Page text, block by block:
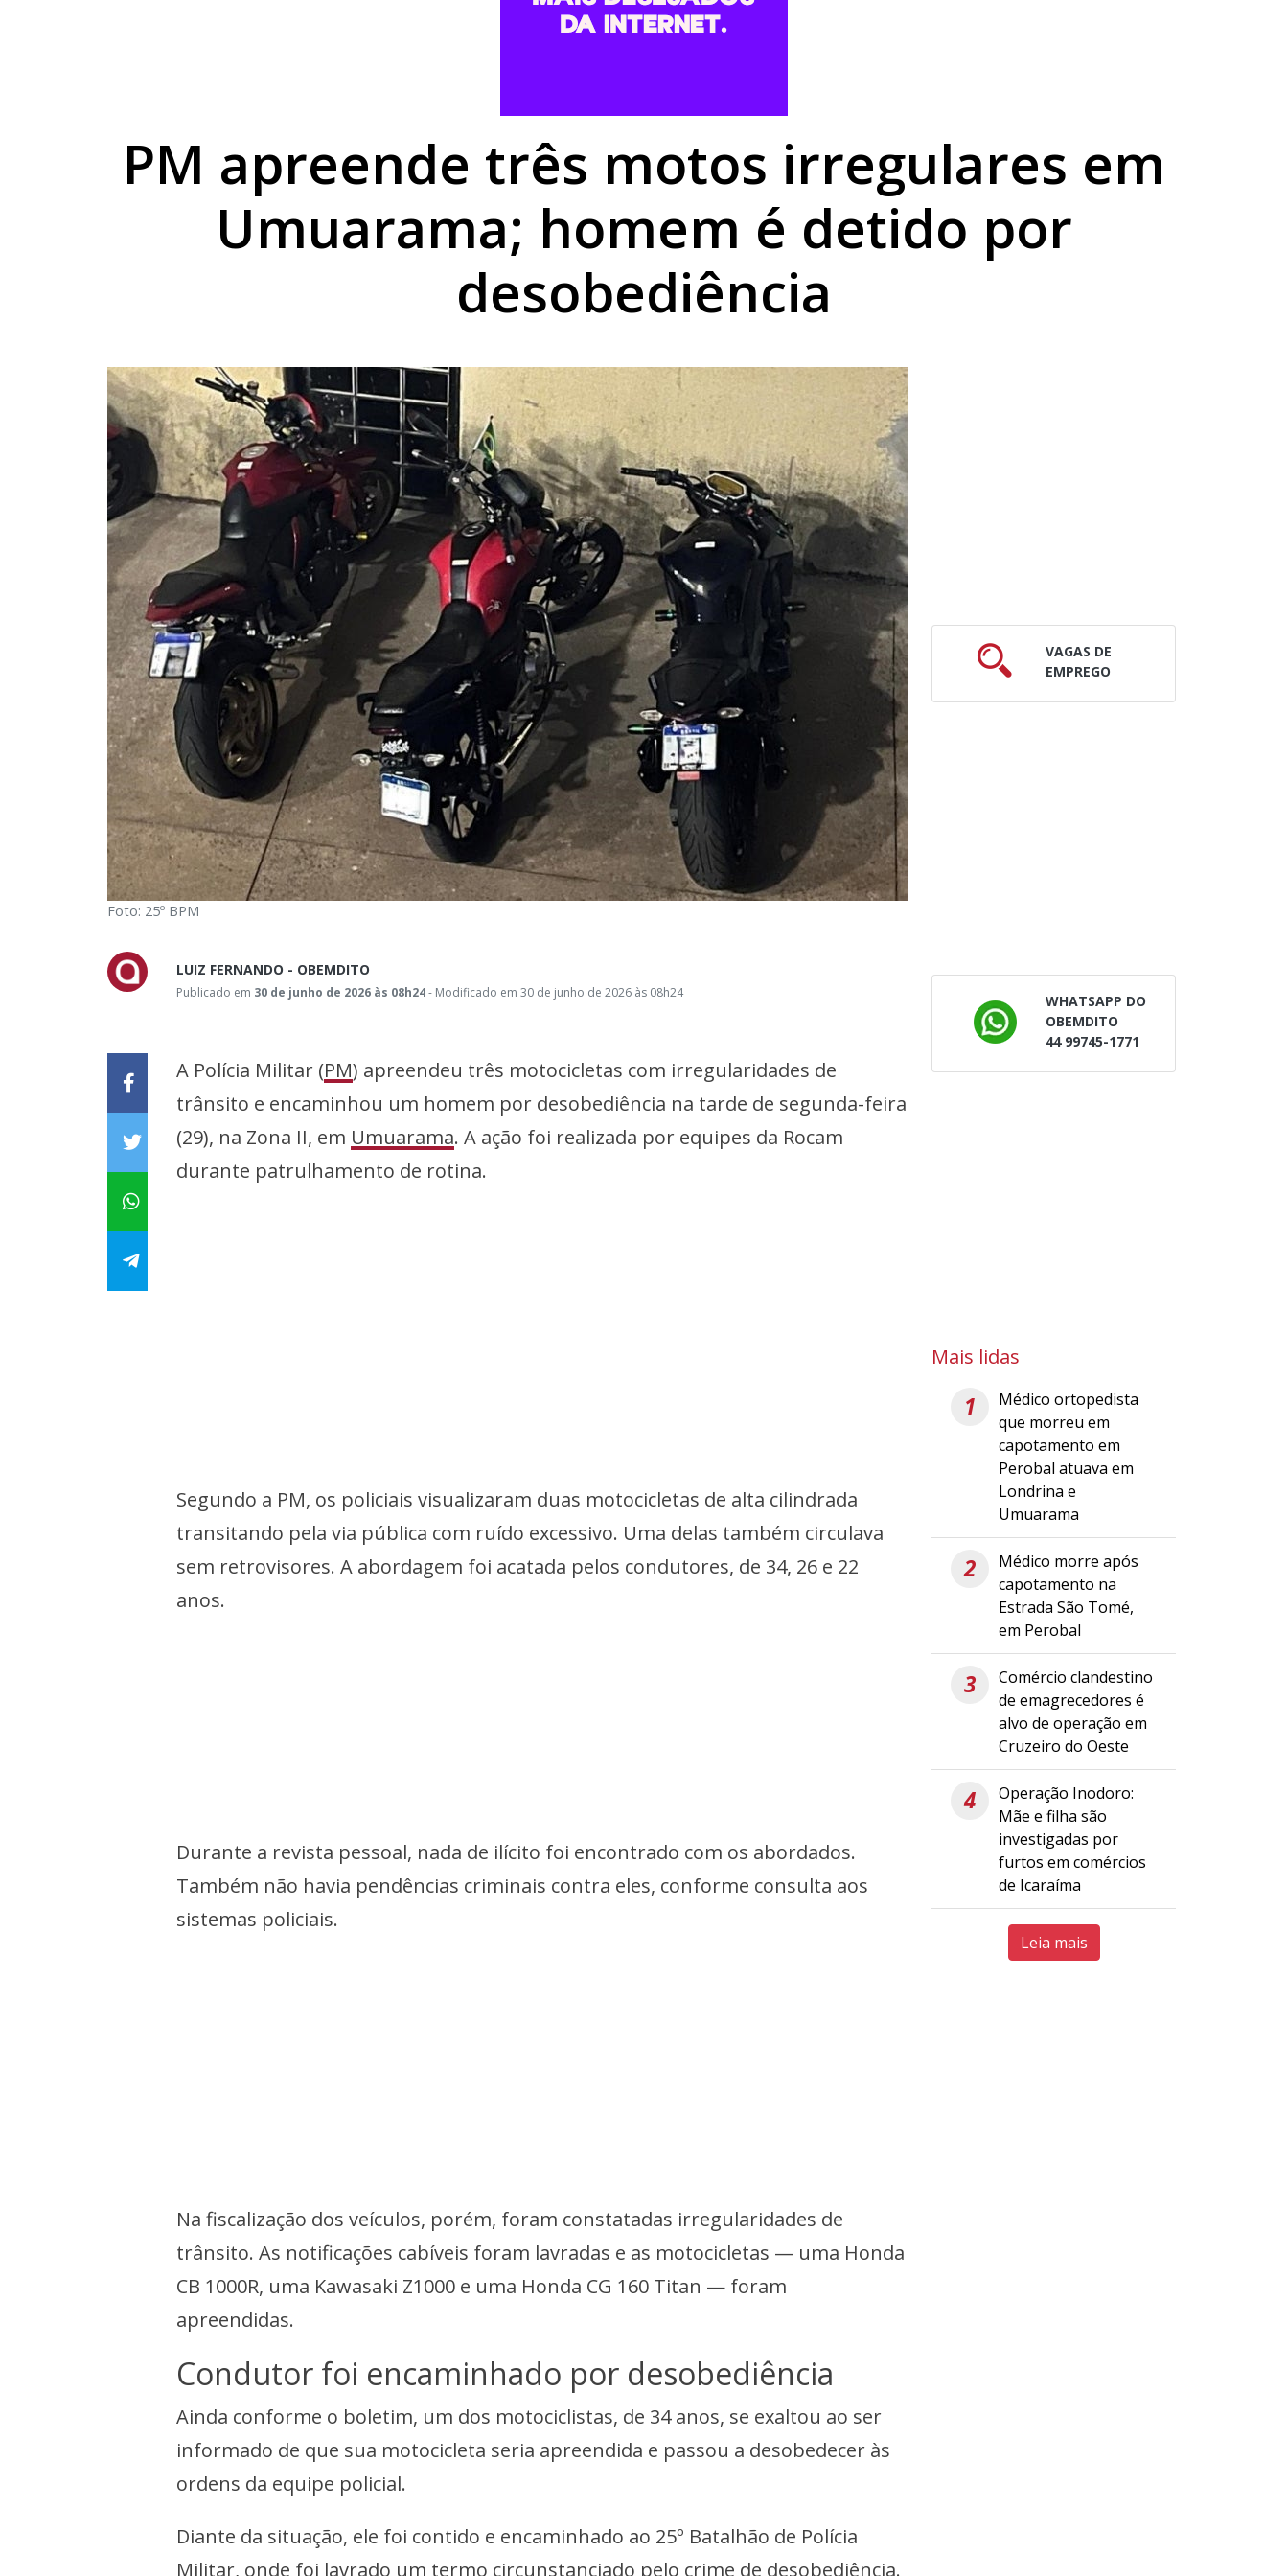
Sicredi reforça compromisso com Goioerê durante a Expo Goio, que começa nesta sexta
PM apreende três motos irregulares em
Umuarama; homem é detido por
desobediência
Foto: 25º BPM
LUIZ FERNANDO - OBEMDITO
Publicado em 30 de junho de 2026 às 08h24- Modificado em 30 de junho de 2026 às 08h24
A Polícia Militar (PM) apreendeu três motocicletas com irregularidades de
trânsito e encaminhou um homem por desobediência na tarde de segunda-feira
(29), na Zona II, em Umuarama. A ação foi realizada por equipes da Rocam
durante patrulhamento de rotina.
Segundo a PM, os policiais visualizaram duas motocicletas de alta cilindrada
transitando pela via pública com ruído excessivo. Uma delas também circulava
sem retrovisores. A abordagem foi acatada pelos condutores, de 34, 26 e 22
anos.
Durante a revista pessoal, nada de ilícito foi encontrado com os abordados.
Também não havia pendências criminais contra eles, conforme consulta aos
sistemas policiais.
Na fiscalização dos veículos, porém, foram constatadas irregularidades de
trânsito. As notificações cabíveis foram lavradas e as motocicletas — uma Honda
CB 1000R, uma Kawasaki Z1000 e uma Honda CG 160 Titan — foram
apreendidas.
Condutor foi encaminhado por desobediência
Ainda conforme o boletim, um dos motociclistas, de 34 anos, se exaltou ao ser
informado de que sua motocicleta seria apreendida e passou a desobedecer às
ordens da equipe policial.
Diante da situação, ele foi contido e encaminhado ao 25º Batalhão de Polícia
Militar, onde foi lavrado um termo circunstanciado pelo crime de desobediência.
VAGAS DE
EMPREGO
WHATSAPP DO
OBEMDITO
44 99745-1771
Mais lidas
1
Médico ortopedista
que morreu em
capotamento em
Perobal atuava em
Londrina e
Umuarama
2
Médico morre após
capotamento na
Estrada São Tomé,
em Perobal
3
Comércio clandestino
de emagrecedores é
alvo de operação em
Cruzeiro do Oeste
4
Operação Inodoro:
Mãe e filha são
investigadas por
furtos em comércios
de Icaraíma
Leia mais